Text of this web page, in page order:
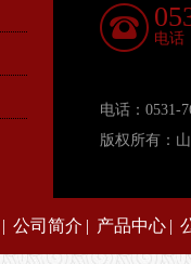
电话
电话：0531-
版权所有：
| 公司简介 | 产品中心 |